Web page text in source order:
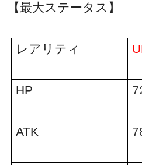
【最大ステータス】
レアリティ
HP
ATK